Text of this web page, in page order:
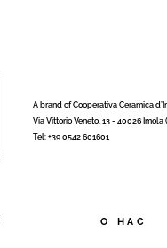
A brand of Cooperativa Ceramica
Via Vittorio Veneto, 13 - 40026 Imola
Tel: +39 0542 601601
O HAC